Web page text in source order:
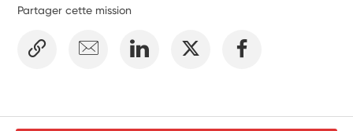
Partager cette mission